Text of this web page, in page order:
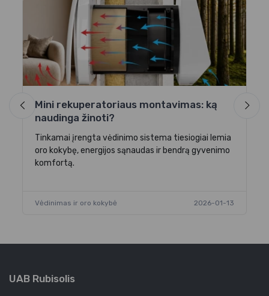
Mini rekuperatoriaus montavimas: ką
naudinga žinoti?
Tinkamai įrengta vėdinimo sistema tiesiogiai lemia
oro kokybę, energijos sąnaudas ir bendrą gyvenimo
komfortą.
Vėdinimas ir oro kokybė 2026-01-13
UAB Rubisolis